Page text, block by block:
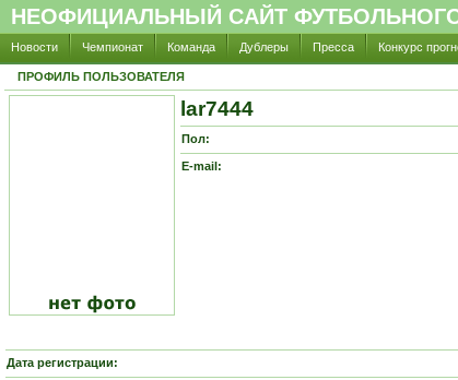
НЕОФИЦИАЛЬНЫЙ САЙТ
Новости Чемпионат Команда Дублеры Пресса Конкурс
ПРОФИЛЬ ПОЛЬЗОВАТЕЛЯ
lar7444
Пол:
E-mail:
Дата регистрации: